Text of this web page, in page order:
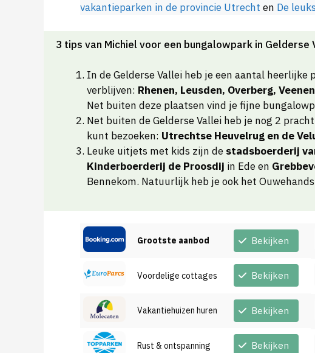
vakantieparken in de provincie Utrecht en De
3 tips van Michiel voor een bungalowpark in Gelderse
In de Gelderse Vallei heb je een aantal heerlijke
verblijven: Rhenen, Leusden, Overberg,
Net buiten deze plaatsen vind je fijne
Net buiten de Gelderse Vallei heb je nog 2
kunt bezoeken: Utrechtse Heuvelrug en de
Leuke uitjets met kids zijn de stadsboerderij
Kinderboerderij de Proosdij in Ede en
Bennekom. Natuurlijk heb je ook het
Grootste aanbod Bekijken
Voordelige cottages Bekijken
Vakantiehuizen huren Bekijken
Rust & ontspanning Bekijken